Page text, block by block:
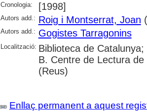
Cronologia: [1998]
Autors add.: Roig i Montserrat, Joan
Autors add.: Gogistes Tarragonins
Localització: Biblioteca de
B. Centre de Lectura
(Reus)
Enllaç permanent a aquest